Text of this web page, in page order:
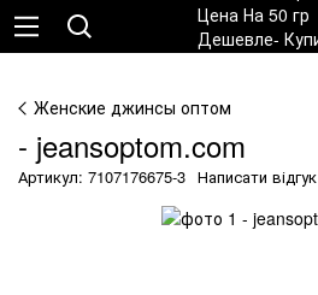
Женские джинсы оптом
- jeansoptom.com
Артикул: 7107176675-3 Написати відгук